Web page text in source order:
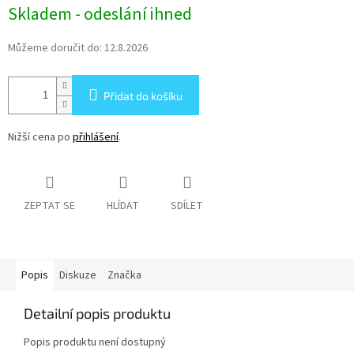
cena:
Skladem - odeslání ihned
Můžeme doručit do: 12.8.2026
Přidat do košíku
Nižší cena po přihlášení.
ZEPTAT SE HLÍDAT SDÍLET
Popis Diskuze Značka
Detailní popis produktu
Popis produktu není dostupný